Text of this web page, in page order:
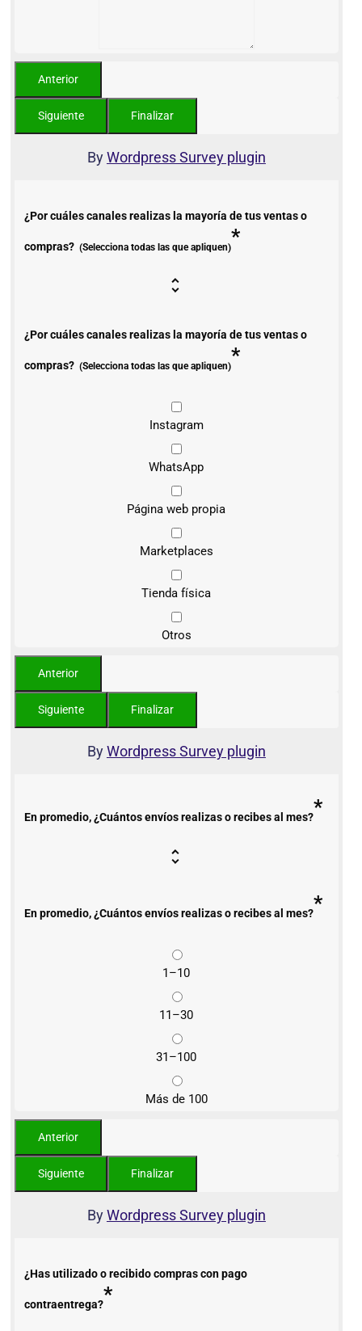
ByWordpress Survey plugin
¿Por cuáles canales realizas la mayoría de tus ventas o
compras? (Selecciona todas las que apliquen)*
¿Por cuáles canales realizas la mayoría de tus ventas o
compras? (Selecciona todas las que apliquen)*
Instagram
WhatsApp
Página web propia
Marketplaces
Tienda física
Otros
ByWordpress Survey plugin
En promedio, ¿Cuántos envíos realizas o recibes al mes?*
En promedio, ¿Cuántos envíos realizas o recibes al mes?*
1–10
11–30
31–100
Más de 100
ByWordpress Survey plugin
¿Has utilizado o recibido compras con pago
contraentrega?*